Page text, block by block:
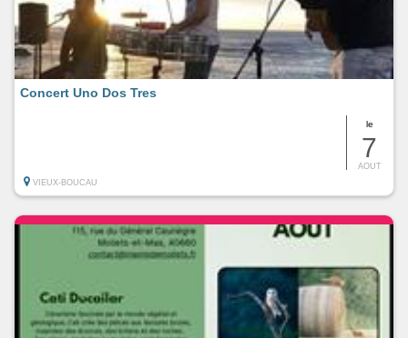
le
7
AOUT
Concert Uno Dos Tres
VIEUX-BOUCAU